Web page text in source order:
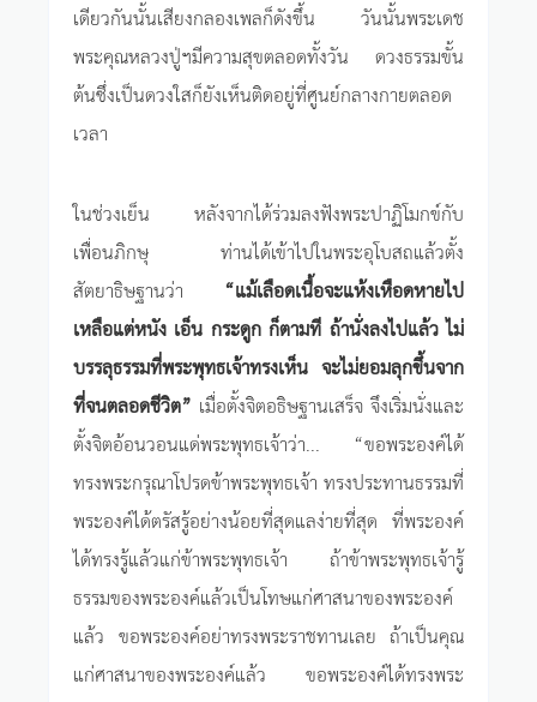
เดียวกันนั้นเสียงกลองเพลก็ดังขึ้น วันนั้นพระเดช
พระคุณหลวงปู่ฯมีความสุขตลอดทั้งวัน ดวงธรรมขั้น
ต้นซึ่งเป็นดวงใสก็ยังเห็นติดอยู่ที่ศูนย์กลางกายตลอด
เวลา
ในช่วงเย็น หลังจากได้ร่วมลงฟังพระปาฏิโมกข์กับ
เพื่อนภิกษุ ท่านได้เข้าไปในพระอุโบสถแล้วตั้ง
สัตยาธิษฐานว่า “แม้เลือดเนื้อจะแห้งเหือดหายไป
เหลือแต่หนัง เอ็น กระดูก ก็ตามที ถ้านั่งลงไปแล้ว ไม่
บรรลุธรรมที่พระพุทธเจ้าทรงเห็น จะไม่ยอมลุกขึ้นจาก
ที่จนตลอดชีวิต” เมื่อตั้งจิตอธิษฐานเสร็จ จึงเริ่มนั่งและ
ตั้งจิตอ้อนวอนแด่พระพุทธเจ้าว่า... “ขอพระองค์ได้
ทรงพระกรุณาโปรดข้าพระพุทธเจ้า ทรงประทานธรรมที่
พระองค์ได้ตรัสรู้อย่างน้อยที่สุดแลง่ายที่สุด ที่พระองค์
ได้ทรงรู้แล้วแก่ข้าพระพุทธเจ้า ถ้าข้าพระพุทธเจ้ารู้
ธรรมของพระองค์แล้วเป็นโทษแก่ศาสนาของพระองค์
แล้ว ขอพระองค์อย่าทรงพระราชทานเลย ถ้าเป็นคุณ
แก่ศาสนาของพระองค์แล้ว ขอพระองค์ได้ทรงพระ